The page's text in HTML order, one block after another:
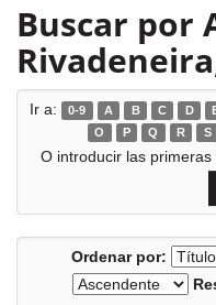
Buscar por
Ir a: 0-9 A B C D
O
P Q R S
O introducir las primeras
Ordenar por: